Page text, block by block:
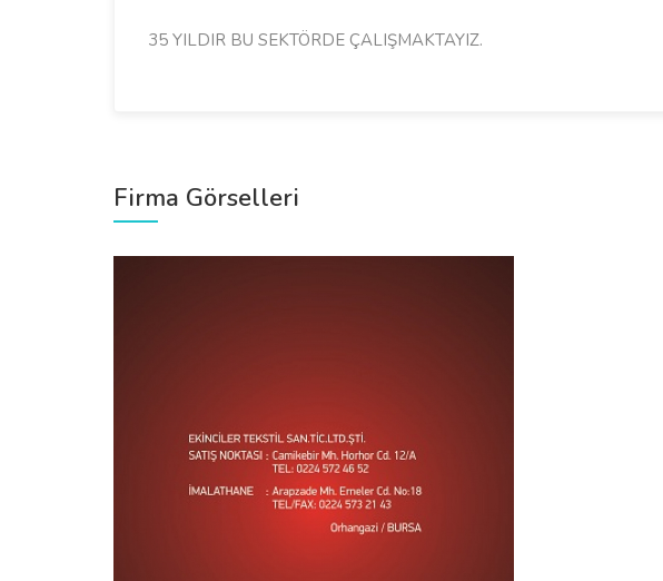
35 YILDIR BU SEKTÖRDE ÇALIŞMAKTAYIZ.
Firma Görselleri